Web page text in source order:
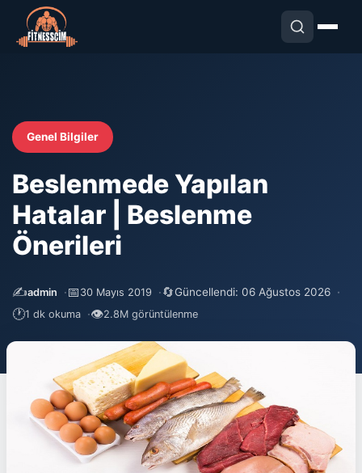
Genel Bilgiler
Beslenmede Yapılan
Hatalar | Beslenme
Önerileri
✍️admin 📅 30 Mayıs 2019 🔄Güncellendi: 06 Ağustos 2026
🕐1 dk okuma 👁2.8M görüntülenme